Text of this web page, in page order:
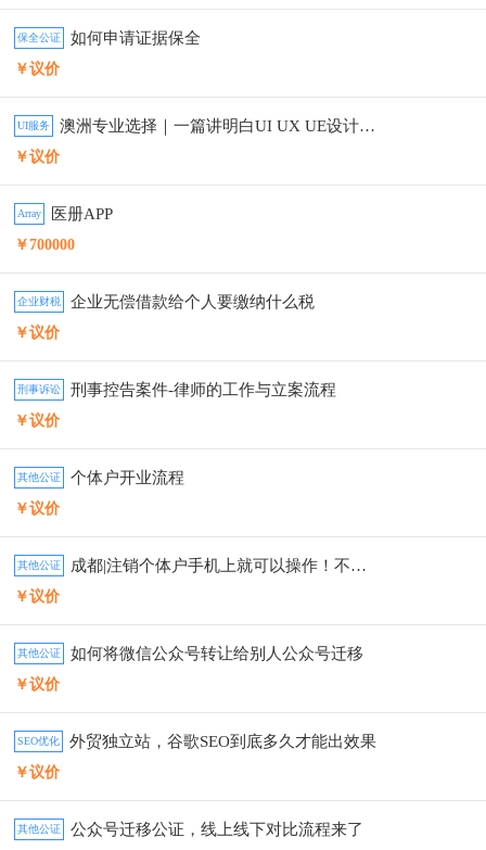
保全公证 如何申请证据保全
￥议价
UI服务 澳洲专业选择｜一篇讲明白UI UX UE设计区别
￥议价
Array 医册APP
￥700000
企业财税 企业无偿借款给个人要缴纳什么税
￥议价
刑事诉讼 刑事控告案件-律师的工作与立案流程
￥议价
其他公证 个体户开业流程
￥议价
其他公证 成都|注销个体户手机上就可以操作！不求人
￥议价
其他公证 如何将微信公众号转让给别人公众号迁移
￥议价
SEO优化 外贸独立站，谷歌SEO到底多久才能出效果
￥议价
其他公证 公众号迁移公证，线上线下对比流程来了